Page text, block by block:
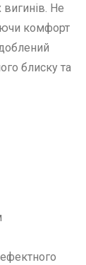
Не
комфорт
блиску та